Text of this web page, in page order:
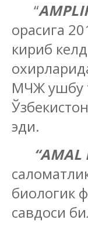
“
орасига
кириб
МЧЖ ушбу
эди.
“AMAL
биологик
савдоси